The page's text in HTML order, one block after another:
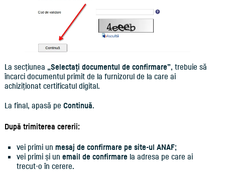
La secțiunea „Selectați documentul de confirmare”, trebuie să
încarci documentul primit de la furnizorul de la care ai
achiziționat certificatul digital.
La final, apasă pe Continuă.
După trimiterea cererii:
vei primi un mesaj de confirmare pe site-ul ANAF;
vei primi și un email de confirmare la adresa pe care ai
trecut-o în cerere.